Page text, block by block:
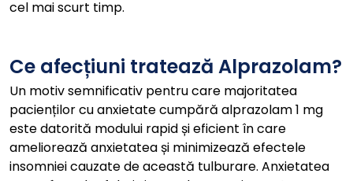
cel mai scurt timp.
Ce afecțiuni tratează Alprazolam?
Un motiv semnificativ pentru care majoritatea
pacienților cu anxietate cumpără alprazolam 1 mg
este datorită modului rapid și eficient în care
ameliorează anxietatea și minimizează efectele
insomniei cauzate de această tulburare. Anxietatea